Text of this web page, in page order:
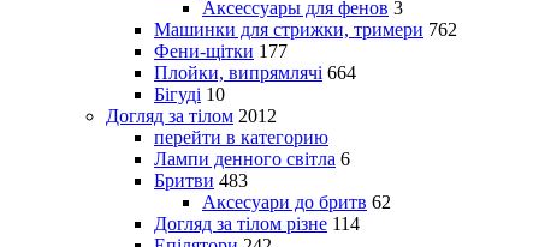
Аксессуары для фенов 3
Машинки для стрижки, тримери 762
Фени-щітки 177
Плойки, випрямлячі 664
Бігуді 10
Догляд за тілом 2012
перейти в категорию
Лампи денного світла 6
Бритви 483
Аксесуари до бритв 62
Догляд за тілом різне 114